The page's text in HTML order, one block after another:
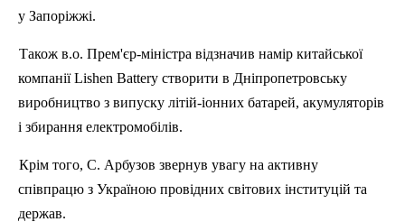
у Запоріжжі.
Також в.о. Прем'єр-міністра відзначив намір китайської
компаніїLishen Battery створити в Дніпропетровську
виробництво з випуску літій-іонних батарей, акумуляторів
і збирання електромобілів.
Крім того, С. Арбузов звернув увагу на активну
співпрацю з Україною провідних світових інституцій та
держав.